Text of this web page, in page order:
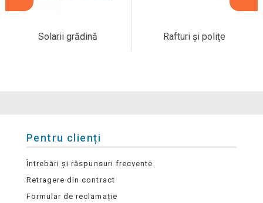
Solarii grădină Rafturi și polițe
Pentru clienți
Întrebări și răspunsuri frecvente
Retragere din contract
Formular de reclamație